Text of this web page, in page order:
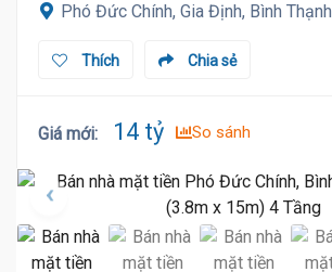
Phó Đức Chính, Gia Định, Bình Thạnh
Chia sẻ
Thích
Giá mới: 14 tỷ So sánh